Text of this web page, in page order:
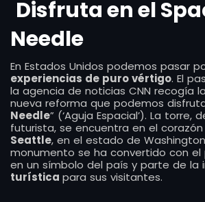
Disfruta en el
Needle
En Estados Unidos podemos pasar
experiencias de puro vértigo. El
la agencia de noticias CNN recogía
nueva reforma que podemos
Needle” (‘Aguja Espacial’). La torre,
futurista, se encuentra en el
Seattle, en el estado de
monumento se ha convertido con el
en un símbolo del país y parte de la
turística para sus visitantes.